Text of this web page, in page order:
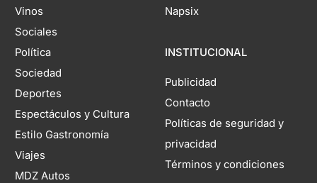
Vinos
Sociales
Política
Sociedad
Deportes
Espectáculos y Cultura
Estilo Gastronomía
Viajes
MDZ Autos
Napsix
INSTITUCIONAL
Publicidad
Contacto
Políticas de seguridad y
privacidad
Términos y condiciones